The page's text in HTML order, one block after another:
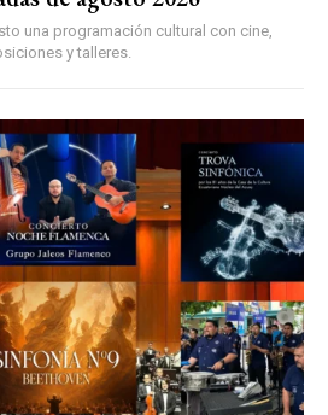
una programación cultural con cine,
y talleres.